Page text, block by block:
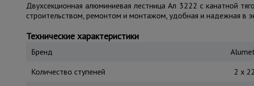
Двухсекционная алюминиевая лестница Ал 3222 с канатной
строительством, ремонтом и монтажом, удобная и надежная в
Технические характеристики
Бренд
Количество ступеней
2 х 22